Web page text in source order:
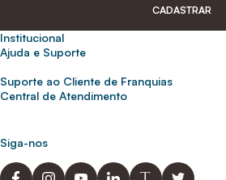
CADASTRAR
Institucional
Sobre nós
Para empresas
Ajuda e Suporte
Frete e entrega
Política de Privacidade
Privacidade e segurança
Suporte ao Cliente de Franquias
2ª Via de Boletos - Crédito ABC
Central de Atendimento
(31) 9 9105-5920
Siga-nos